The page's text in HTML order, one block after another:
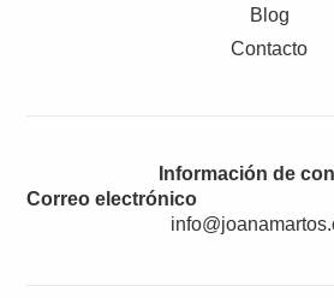
Blog
Contacto
Información de
Correo electrónico